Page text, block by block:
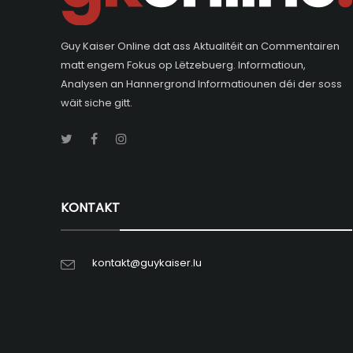
Guy Kaiser Online dat ass Aktualitéit an Commentairen
matt engem Fokus op Lëtzebuerg. Informatioun,
Analysen an Hannergrond Informatiounen déi der soss
wäit siche gitt.
KONTAKT
kontakt@guykaiser.lu